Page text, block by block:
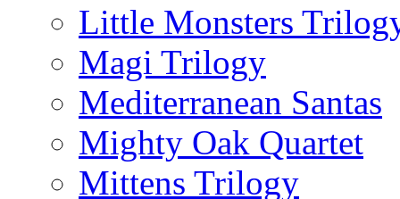
Little Monsters
Magi Trilogy
Mediterranean Santas
Mighty Oak Quartet
Mittens Trilogy